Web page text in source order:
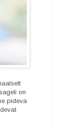
on
pideva